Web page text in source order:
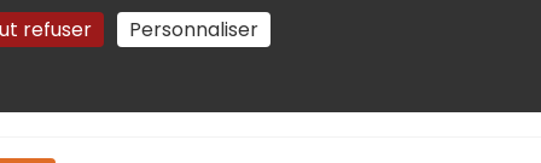
refuser Personnaliser
Gestion des cookies